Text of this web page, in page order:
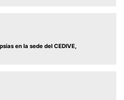
en la sede del CEDIVE,